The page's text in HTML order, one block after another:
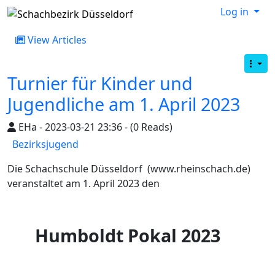
Log in
View Articles
Turnier für Kinder und
Jugendliche am 1. April 2023
EHa - 2023-03-21 23:36 - (0 Reads)
Bezirksjugend
Die Schachschule Düsseldorf (www.rheinschach.de)
veranstaltet am 1. April 2023 den
Humboldt Pokal 2023